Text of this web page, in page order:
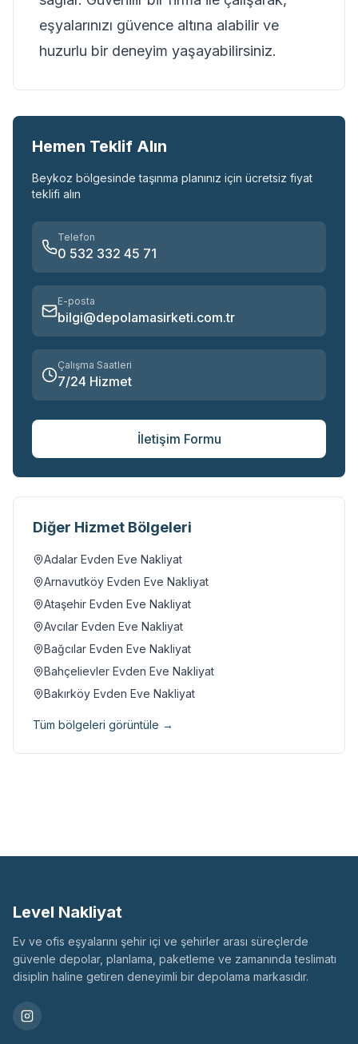
eşyalarınızı güvence altına alabilir ve
huzurlu bir deneyim yaşayabilirsiniz.
Hemen Teklif Alın
Beykoz bölgesinde taşınma planınız için ücretsiz fiyat
teklifi alın
Telefon
0 532 332 45 71
E-posta
bilgi@depolamasirketi.com.tr
Çalışma Saatleri
7/24 Hizmet
İletişim Formu
Diğer Hizmet Bölgeleri
Adalar Evden Eve Nakliyat
Arnavutköy Evden Eve Nakliyat
Ataşehir Evden Eve Nakliyat
Avcılar Evden Eve Nakliyat
Bağcılar Evden Eve Nakliyat
Bahçelievler Evden Eve Nakliyat
Bakırköy Evden Eve Nakliyat
Tüm bölgeleri görüntüle →
Level Nakliyat
Ev ve ofis eşyalarını şehir içi ve şehirler arası süreçlerde
güvenle depolar, planlama, paketleme ve zamanında teslimatı
disiplin haline getiren deneyimli bir depolama markasıdır.